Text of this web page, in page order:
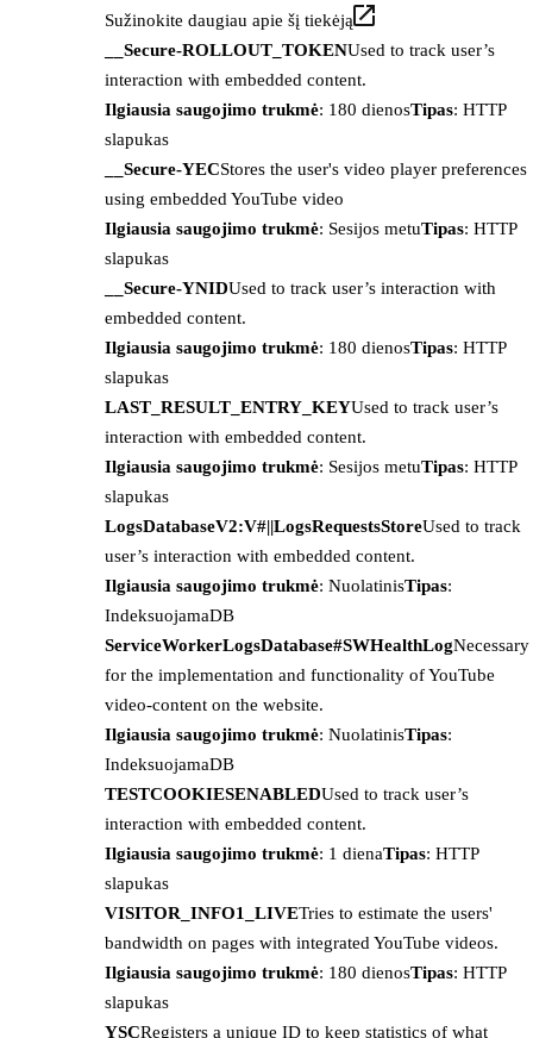
Sužinokite daugiau apie šį tiekėją
__Secure-ROLLOUT_TOKENUsed to track user’s
interaction with embedded content.
Ilgiausia saugojimo trukmė: 180 dienosTipas: HTTP
slapukas
__Secure-YECStores the user's video player preferences
using embedded YouTube video
Ilgiausia saugojimo trukmė: Sesijos metuTipas: HTTP
slapukas
__Secure-YNIDUsed to track user’s interaction with
embedded content.
Ilgiausia saugojimo trukmė: 180 dienosTipas: HTTP
slapukas
LAST_RESULT_ENTRY_KEYUsed to track user’s
interaction with embedded content.
Ilgiausia saugojimo trukmė: Sesijos metuTipas: HTTP
slapukas
LogsDatabaseV2:V#||LogsRequestsStoreUsed to track
user’s interaction with embedded content.
Ilgiausia saugojimo trukmė: NuolatinisTipas:
IndeksuojamaDB
ServiceWorkerLogsDatabase#SWHealthLogNecessary
for the implementation and functionality of YouTube
video-content on the website.
Ilgiausia saugojimo trukmė: NuolatinisTipas:
IndeksuojamaDB
TESTCOOKIESENABLEDUsed to track user’s
interaction with embedded content.
Ilgiausia saugojimo trukmė: 1 dienaTipas: HTTP
slapukas
VISITOR_INFO1_LIVETries to estimate the users'
bandwidth on pages with integrated YouTube videos.
Ilgiausia saugojimo trukmė: 180 dienosTipas: HTTP
slapukas
YSCRegisters a unique ID to keep statistics of what